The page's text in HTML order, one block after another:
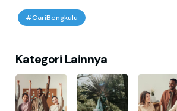
#CariBengkulu
Kategori Lainnya